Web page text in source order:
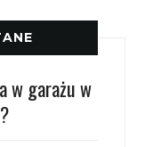
w garażu w